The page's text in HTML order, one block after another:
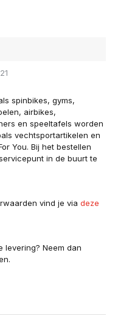
spinbikes, gyms,
airbikes,
en speeltafels worden
vechtsportartikelen en
You. Bij het bestellen
in de buurt te
vind je via deze
levering? Neem dan